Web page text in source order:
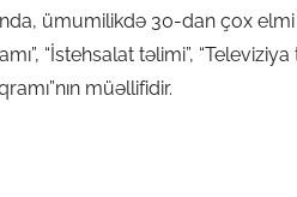
ümumilikdə 30-dan çox
“İstehsalat təlimi”,
müəllifidir.